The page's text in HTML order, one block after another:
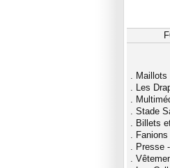
. Maillots
. Les
.
. Stade
. Billets
. Fanions
. Presse
.